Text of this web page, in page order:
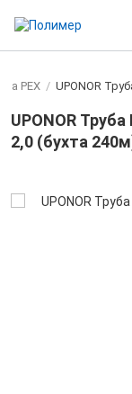
PEX / UPONOR
UPONOR Труба
2,0 (бухта